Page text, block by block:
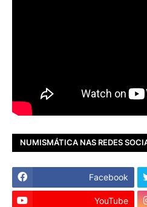
NUMISMÁTICA NAS REDES
Facebook
YouTube